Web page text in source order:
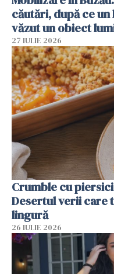
căutări, după ce un
văzut un obiect
27 IULIE 2026
Crumble cu
Desertul verii care
lingură
26 IULIE 2026